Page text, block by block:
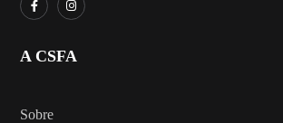
A CSFA
Sobre